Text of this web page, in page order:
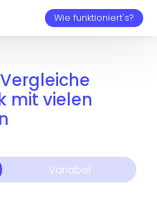
Wie funktioniert's?
mit vielen
Variabel